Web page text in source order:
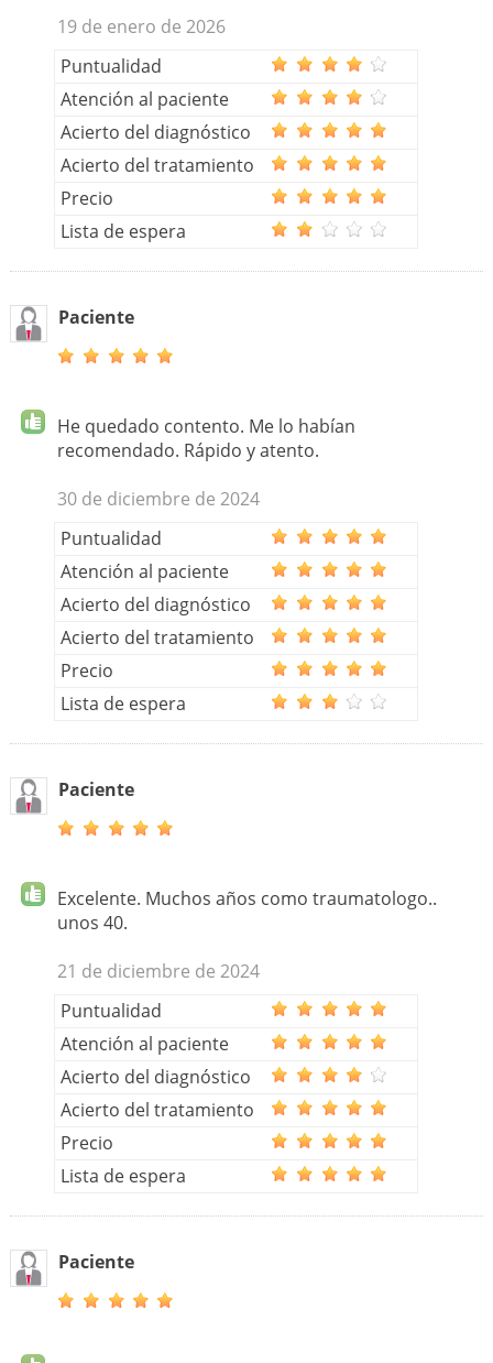
19 de enero de 2026
Puntualidad
Atención al paciente
Acierto del diagnóstico
Acierto del tratamiento
Precio
Lista de espera
Paciente
He quedado contento. Me lo habían
recomendado. Rápido y atento.
30 de diciembre de 2024
Puntualidad
Atención al paciente
Acierto del diagnóstico
Acierto del tratamiento
Precio
Lista de espera
Paciente
Excelente. Muchos años como traumatologo..
unos 40.
21 de diciembre de 2024
Puntualidad
Atención al paciente
Acierto del diagnóstico
Acierto del tratamiento
Precio
Lista de espera
Paciente